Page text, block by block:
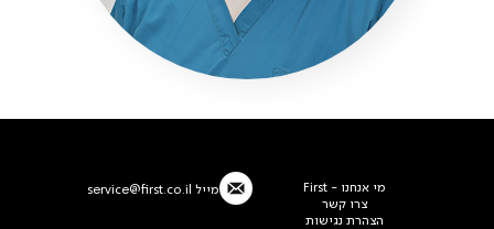
מי אנחנו - First
צרו קשר
הצהרת נגישות
מייל service@first.co.il